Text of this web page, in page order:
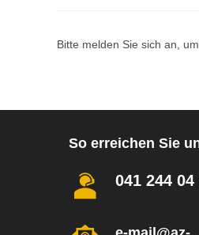
Bitte melden Sie sich an,
So erreichen Sie
041 244 04